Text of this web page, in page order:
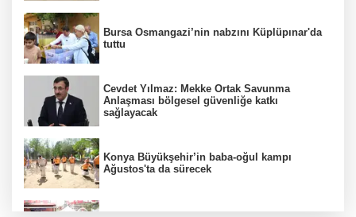
Bursa Osmangazi’nin nabzını Küplüpınar'da
tuttu
Cevdet Yılmaz: Mekke Ortak Savunma
Anlaşması bölgesel güvenliğe katkı
sağlayacak
Konya Büyükşehir’in baba-oğul kampı
Ağustos'ta da sürecek